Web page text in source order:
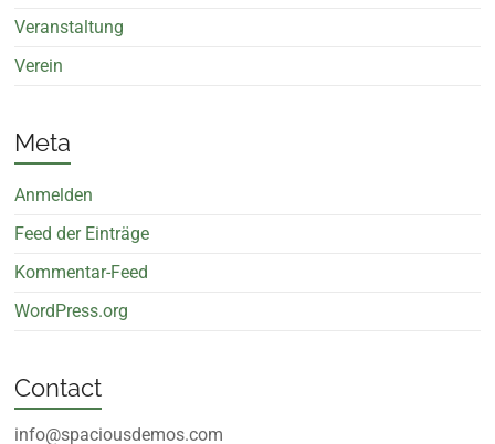
Veranstaltung
Verein
Meta
Anmelden
Feed der Einträge
Kommentar-Feed
WordPress.org
Contact
info@spaciousdemos.com